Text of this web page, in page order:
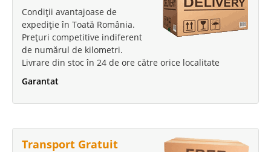
Condiții avantajoase de
expediție în Toată România.
Prețuri competitive indiferent
de numărul de kilometri.
Livrare din stoc în 24 de ore către orice localitate
Garantat
Transport Gratuit